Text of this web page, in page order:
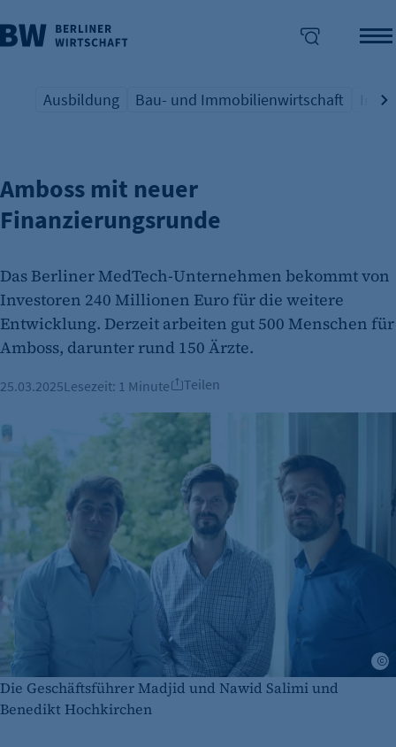
überspringen
Übersicht Schlagwort
Ausbildung
Übersicht Schlagwort
Bau- und Immobilienwirtschaft
BRANCHEN GESUNDHEITSWIRTSCHAFT
Amboss mit neuer
Finanzierungsrunde
Das Berliner MedTech-Unternehmen bekommt von
Investoren 240 Millionen Euro für die weitere
Entwicklung. Derzeit arbeiten gut 500 Menschen für
Amboss, darunter rund 150 Ärzte.
25.03.2025Lesezeit: 1 Minute Teilen
Die Geschäftsführer Madjid und Nawid Salimi und
Benedikt Hochkirchen